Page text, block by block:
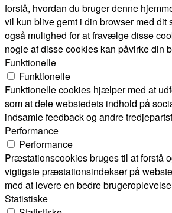
forstå, hvordan du bruger denne
vil kun blive gemt i din browser med dit
også mulighed for at fravælge disse
nogle af disse cookies kan påvirke din
Funktionelle
Funktionelle
Funktionelle cookies hjælper med at
som at dele webstedets indhold på
indsamle feedback og andre
Performance
Performance
Præstationscookies bruges til at forstå
vigtigste præstationsindekser på
med at levere en bedre
Statistiske